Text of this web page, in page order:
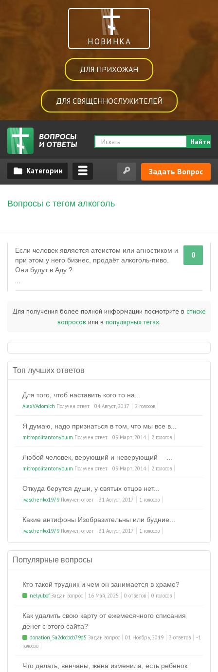
НОВИНКА
ДЛЯ ПРИХОЖАН
ДЛЯ СВЯЩЕННОСЛУЖИТЕЛЕЙ
Найти
Задать Вопрос
Вопросы с тегом алкоголь
0
Если человек является атеистом или агностиком и
при этом у него бизнес, продаёт алкоголь-пиво.
Они будут в Аду ?
...
Для получения более полной информации посмотрите в списке
вопросов или в популярных тегах.
Топ лучших ответов
Для того, чтоб наставить кого то на...
AlexVAdomich Получен ответ 04 Август, 2017 2 голосов
Я думаю, надо признаться в том, что мы все в...
mitropolitantonyblum Получен ответ 09 Март, 2014 2 голосов
Любой человек, верующий и неверующий —...
mitropolitantonyblum Получен ответ 09 Март, 2014 2 голосов
Откуда берутся души, у святых отцов нет...
ivaschenko1979 Получен ответ 31 Август, 2017 1 голосов
Какие антифоны Изобразительны или будние...
ivaschenko1979 Получен ответ 31 Август, 2017 1 голосов
Популярные вопросы
Кто такой трудник и чем он занимается в храме?
nelyubofЗадан вопрос 16 Май, 2025 0 ответов 0 голосов
Как удалить свою карту от ежемесячного списания
денег с этого сайта?
donation_5a2dccbcb79d5 Задан вопрос 01 Ноябрь, 2019 3 ответов
-1
голосов
Что делать, венчаны, жена изменила, есть ребенок